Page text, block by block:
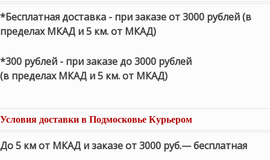
*Бесплатная доставка - при заказе от 3000 рублей (в
пределах МКАД и 5 км. от МКАД)
*300 рублей - при заказе до 3000 рублей
(в пределах МКАД и 5 км. от МКАД)
Условия доставки в Подмосковье Курьером
До 5 км от МКАД и заказе от 3000 руб.— бесплатная